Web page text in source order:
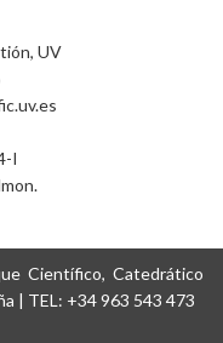
UV
I
Científico, Catedrático
| TEL: +34 963 543 473